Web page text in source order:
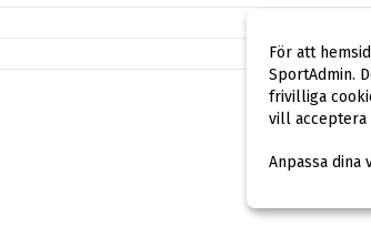
För att
SportAdmin.
frivilliga
vill acceptera
Anpassa dina